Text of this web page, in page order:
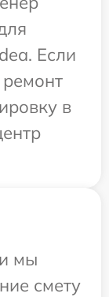
Если
в
мы
смету